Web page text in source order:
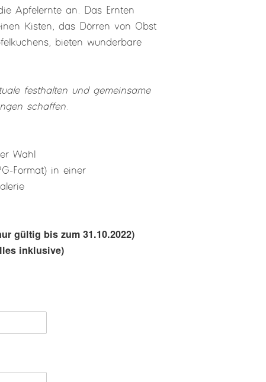
Apfelernte an. Das Ernten
Kisten, das Dörren von Obst
bieten wunderbare
festhalten und gemeinsame
schaffen.
Wahl
Format) in einer
gültig bis zum 31.10.2022)
inklusive)